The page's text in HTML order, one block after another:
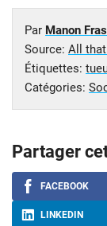
Par Manon
Source: All
Étiquettes:
Catégories:
Partager
FACEBOOK
LINKEDIN